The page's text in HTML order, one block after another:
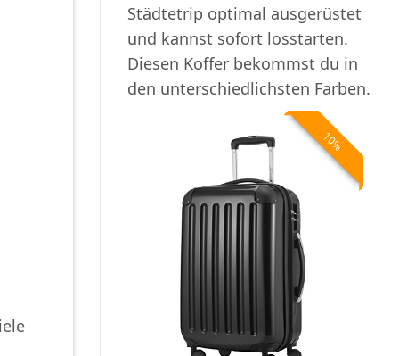
Städtetrip optimal ausgerüstet
und kannst sofort losstarten.
Diesen Koffer bekommst du in
den unterschiedlichsten Farben.
10%